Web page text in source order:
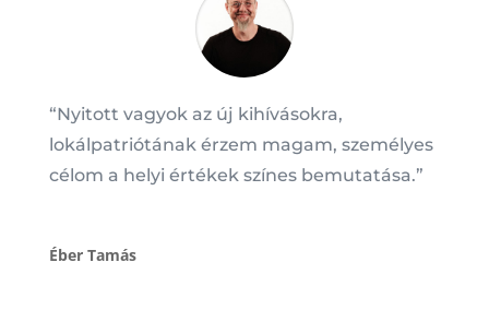
“Nyitott vagyok az új kihívásokra,
lokálpatriótának érzem magam, személyes
célom a helyi értékek színes bemutatása.”
Éber Tamás